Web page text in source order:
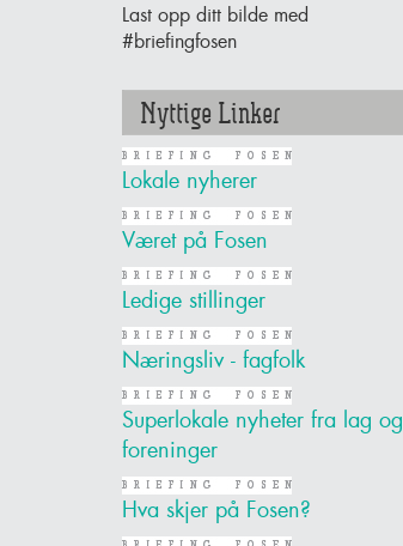
Last opp ditt bilde med
#briefingfosen
Nyttige Linker
Lokale nyherer
Været på Fosen
Ledige stillinger
Næringsliv - fagfolk
Superlokale nyheter fra lag og
foreninger
Hva skjer på Fosen?